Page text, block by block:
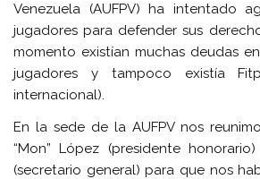
Venezuela (AUFPV) ha intentado
jugadores para defender sus
momento existían muchas deudas
jugadores y tampoco existía
internacional).
En la sede de la AUFPV nos
“Mon” López (presidente
(secretario general) para que nos